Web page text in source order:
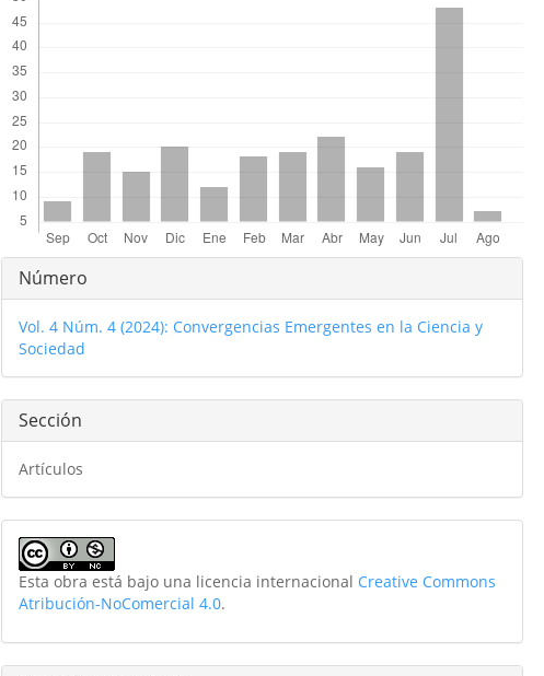
Detalles
del
artículo
Número
Vol. 4 Núm. 4 (2024): Convergencias Emergentes en la Ciencia y
Sociedad
Sección
Artículos
Esta obra está bajo una licencia internacional Creative Commons
Atribución-NoComercial 4.0.